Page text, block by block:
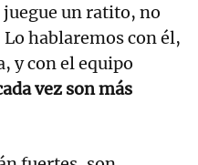
juegue un ratito, no
hablaremos con él,
y con el equipo
vez son más